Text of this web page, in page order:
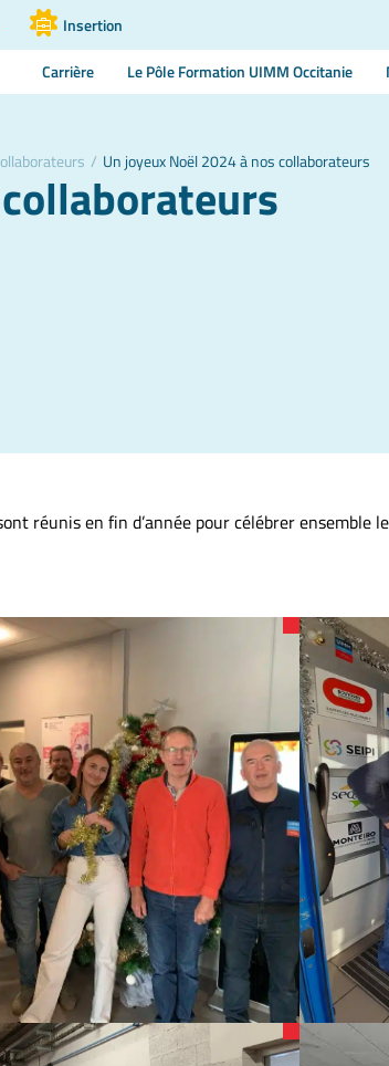
Insertion
Carrière Le Pôle Formation UIMM Occitanie
/ Un joyeux Noël 2024 à nos collaborateurs
réunis en fin d’année pour célébrer ensemble